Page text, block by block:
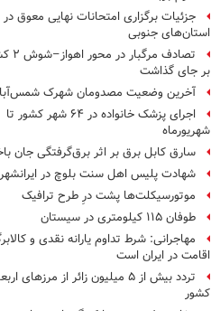
جزئیات برگزاری امتحانات نهایی معوق در
استان‌های جنوبی
تصادف
بر جای گذاشت
آخرین وضعیت مصدومان شهرک
اجرای پزشک خانواده در ۶۴ شهر کشور تا
شهریورماه
سارق کابل برق بر اثر برق‌گرفتگی جان
شهادت پلیس اهل سنت بلوچ در ایرانشهر
موتورسیکلت‌ها پشت درِ طرح ترافیک
طوفان ۱۱۵ کیلومتری در سیستان
مهاجرانی: شرط تداوم یارانه نقدی و
اقامت در ایران است
تردد بیش از ۵ میلیون زائر از مرزهای
کشور